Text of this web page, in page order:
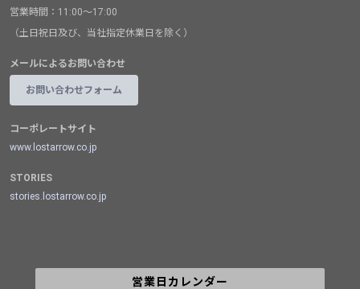
営業時間：11:00～17:00
（土日祝日及び、当社指定休業日を除く）
メールによるお問い合わせ
お問い合わせフォーム
コーポレートサイト
www.lostarrow.co.jp
STORIES
stories.lostarrow.co.jp
営業日カレンダー